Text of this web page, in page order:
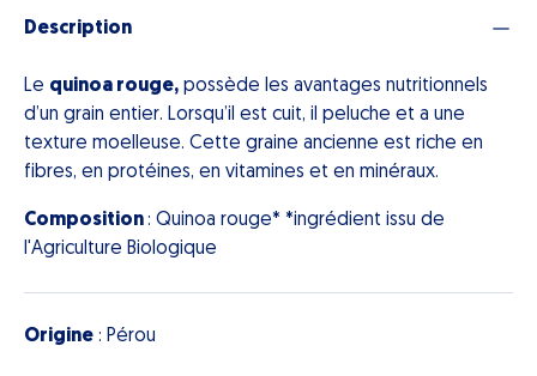
Description
Le quinoa rouge, possède les avantages nutritionnels
d’un grain entier. Lorsqu’il est cuit, il peluche et a une
texture moelleuse. Cette graine ancienne est riche en
fibres, en protéines, en vitamines et en minéraux.
Composition: Quinoa rouge* *ingrédient issu de
l'Agriculture Biologique
Origine : Pérou